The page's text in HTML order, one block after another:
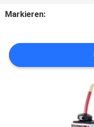
FORDERN
SIE
EIN
ANGEBOT
Markieren: